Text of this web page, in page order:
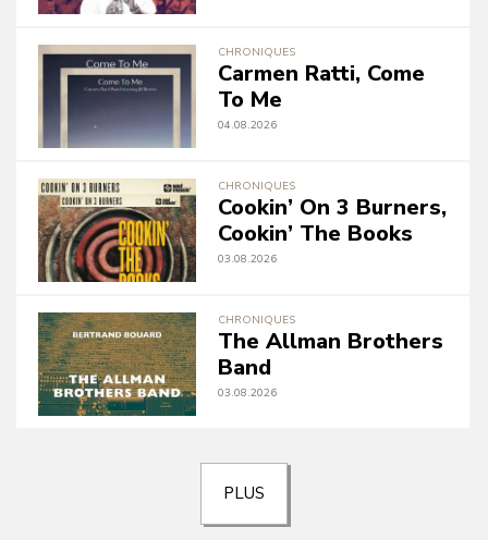
CHRONIQUES
Carmen Ratti, Come
To Me
04.08.2026
CHRONIQUES
Cookin’ On 3 Burners,
Cookin’ The Books
03.08.2026
CHRONIQUES
The Allman Brothers
Band
03.08.2026
PLUS